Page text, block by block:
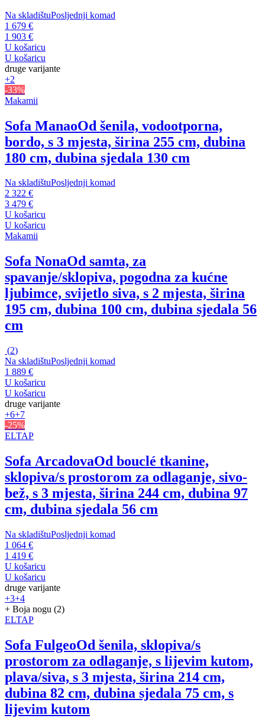
Na skladištuPosljednji komad
1 679 €
1 903 €
U košaricu
U košaricu
druge varijante
+2
-33%
Makamii
Sofa ManaoOd šenila, vodootporna,
bordo, s 3 mjesta, širina 255 cm, dubina
180 cm, dubina sjedala 130 cm
Na skladištuPosljednji komad
2 322 €
3 479 €
U košaricu
U košaricu
Makamii
Sofa NonaOd samta, za
spavanje/sklopiva, pogodna za kućne
ljubimce, svijetlo siva, s 2 mjesta, širina
195 cm, dubina 100 cm, dubina sjedala 56
cm
(2)
Na skladištuPosljednji komad
1 889 €
U košaricu
U košaricu
druge varijante
+6+7
-25%
ELTAP
Sofa ArcadovaOd bouclé tkanine,
sklopiva/s prostorom za odlaganje, sivo-
bež, s 3 mjesta, širina 244 cm, dubina 97
cm, dubina sjedala 56 cm
Na skladištuPosljednji komad
1 064 €
1 419 €
U košaricu
U košaricu
druge varijante
+3+4
+ Boja nogu (2)
ELTAP
Sofa FulgeoOd šenila, sklopiva/s
prostorom za odlaganje, s lijevim kutom,
plava/siva, s 3 mjesta, širina 214 cm,
dubina 82 cm, dubina sjedala 75 cm, s
lijevim kutom